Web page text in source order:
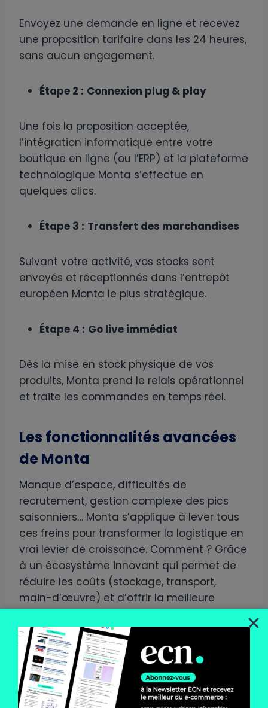
Envoyez une demande en ligne et recevez
une proposition tarifaire dans les 24 heures,
sans aucun engagement.
Étape 2 : Connexion plug & play
Une fois la proposition acceptée,
l’intégration informatique entre votre
boutique en ligne (ou l’ERP) et la plateforme
technologique Monta s’effectue en
quelques clics.
Étape 3 : Transfert des marchandises
Suivant votre activité, vos stocks sont
envoyés et réceptionnés dans l’entrepôt
européen Monta le plus stratégique.
Étape 4 : Go live immédiat
Dès la mise en stock physique de vos
produits, Monta prend le relais opérationnel
et traite les commandes en temps réel.
Les fonctionnalités avancées
de Monta
Manque d’espace, difficultés de
recrutement, gestion complexe des pics
saisonniers… Monta s’applique à lever tous
ces freins pour transformer la logistique en
vrai levier de croissance. Comment ? Grâce
à un écosystème innovant qui permet de
réduire les coûts (stockage, transport,
main-d’œuvre) et d’offrir la meilleure
Découvrez les dernières innovations
technologiques de Monta dans la vidéo ci-
dessous :